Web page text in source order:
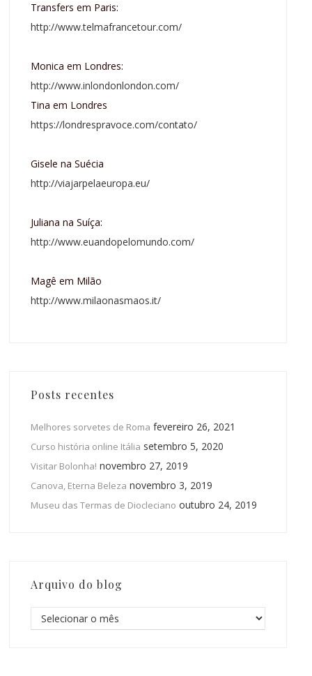
Transfers em Paris:
http://www.telmafrancetour.com/
Monica em Londres:
http://www.inlondonlondon.com/
Tina em Londres
https://londrespravoce.com/contato/
Gisele na Suécia
http://viajarpelaeuropa.eu/
Juliana na Suíça:
http://www.euandopelomundo.com/
Magê em Milão
http://www.milaonasmaos.it/
Posts recentes
Melhores sorvetes de Roma fevereiro 26, 2021
Curso história online Itália setembro 5, 2020
Visitar Bolonha! novembro 27, 2019
Canova, Eterna Beleza novembro 3, 2019
Museu das Termas de Diocleciano outubro 24, 2019
Arquivo do blog